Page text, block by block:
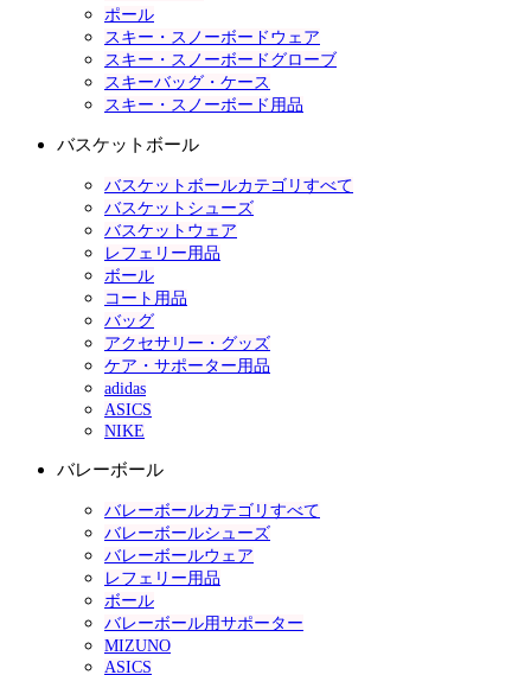
ポール
スキー・スノーボードウェア
スキー・スノーボードグローブ
スキーバッグ・ケース
スキー・スノーボード用品
バスケットボール
バスケットボールカテゴリすべて
バスケットシューズ
バスケットウェア
レフェリー用品
ボール
コート用品
バッグ
アクセサリー・グッズ
ケア・サポーター用品
adidas
ASICS
NIKE
バレーボール
バレーボールカテゴリすべて
バレーボールシューズ
バレーボールウェア
レフェリー用品
ボール
バレーボール用サポーター
MIZUNO
ASICS